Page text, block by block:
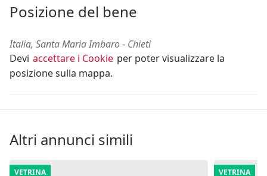
Posizione del bene
Italia, Santa Maria Imbaro - Chieti
Devi accettare i Cookie per poter visualizzare la
posizione sulla mappa.
Altri annunci simili
VETRINA VETRINA